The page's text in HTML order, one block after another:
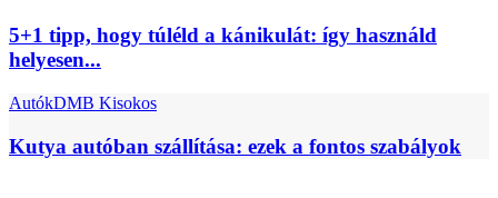
5+1 tipp, hogy túléld a kánikulát: így használd
helyesen...
AutókDMB Kisokos
Kutya autóban szállítása: ezek a fontos szabályok